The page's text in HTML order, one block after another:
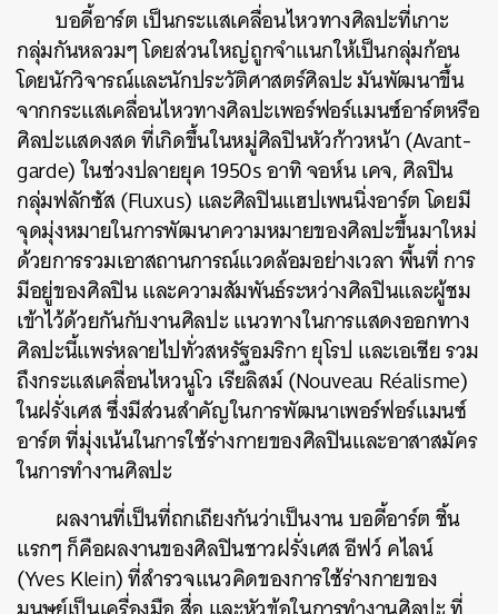
บอดี้อาร์ต เป็นกระแสเคลื่อนไหวทางศิลปะที่เกาะ
กลุ่มกันหลวมๆ โดยส่วนใหญ่ถูกจำแนกให้เป็นกลุ่มก้อน
โดยนักวิจารณ์และนักประวัติศาสตร์ศิลปะ มันพัฒนาขึ้น
จากกระแสเคลื่อนไหวทางศิลปะเพอร์ฟอร์แมนซ์อาร์ตหรือ
ศิลปะแสดงสด ที่เกิดขึ้นในหมู่ศิลปินหัวก้าวหน้า (Avant-
garde) ในช่วงปลายยุค 1950s อาทิ จอห์น เคจ, ศิลปิน
กลุ่มฟลักซัส (Fluxus) และศิลปินแฮปเพนนิ่งอาร์ต โดยมี
จุดมุ่งหมายในการพัฒนาความหมายของศิลปะขึ้นมาใหม่
ด้วยการรวมเอาสถานการณ์แวดล้อมอย่างเวลา พื้นที่ การ
มีอยู่ของศิลปิน และความสัมพันธ์ระหว่างศิลปินและผู้ชม
เข้าไว้ด้วยกันกับงานศิลปะ แนวทางในการแสดงออกทาง
ศิลปะนี้แพร่หลายไปทั่วสหรัฐอมริกา ยุโรป และเอเชียรวม
ถึงกระแสเคลื่อนไหวนูโว เรียลิสม์ (Nouveau Réalisme)
ในฝรั่งเศส ซึ่งมีส่วนสำคัญในการพัฒนาเพอร์ฟอร์แมนซ์
อาร์ต ที่มุ่งเน้นในการใช้ร่างกายของศิลปินและอาสาสมัคร
ในการทำงานศิลปะ
ผลงานที่เป็นที่ถกเถียงกันว่าเป็นงาน บอดี้อาร์ต ชิ้น
แรกๆ ก็คือผลงานของศิลปินชาวฝรั่งเศส อีฟว์ คไลน์
(Yves Klein) ที่สำรวจแนวคิดของการใช้ร่างกายของ